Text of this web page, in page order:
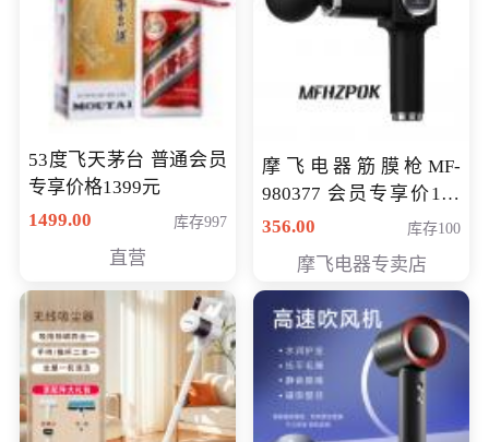
53度飞天茅台 普通会员
专享价格1399元
1499.00
库存997
直营
摩飞电器筋膜枪MF-
980377 会员专享价199
元
356.00 库存100
摩飞电器专卖店